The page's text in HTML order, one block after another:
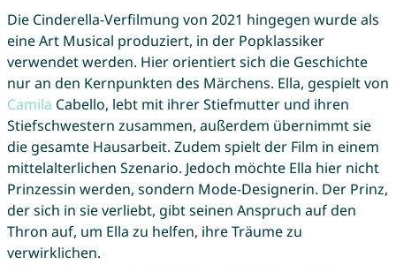
Die Cinderella-Verfilmung von 2021 hingegen wurde als
eine Art Musical produziert, in der Popklassiker
verwendet werden. Hier orientiert sich die Geschichte
nur an den Kernpunkten des Märchens. Ella, gespielt von
Camila Cabello, lebt mit ihrer Stiefmutter und ihren
Stiefschwestern zusammen, außerdem übernimmt sie
die gesamte Hausarbeit. Zudem spielt der Film in einem
mittelalterlichen Szenario. Jedoch möchte Ella hier nicht
Prinzessin werden, sondern Mode-Designerin. Der Prinz,
der sich in sie verliebt, gibt seinen Anspruch auf den
Thron auf, um Ella zu helfen, ihre Träume zu
verwirklichen.